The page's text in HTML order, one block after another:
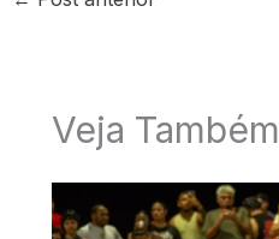
Veja Também